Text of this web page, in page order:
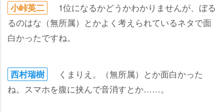
小峠英二
1位になるかどうかわかりませんが、ぼる
るのはな（無所属）とかよく考えられているネタで面
白かったですね。
西村瑞樹
くまりえ。（無所属）とか面白かった
ね。スマホを腹に挟んで音消すとか……。